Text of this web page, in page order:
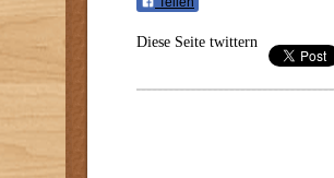
Diese Seite twittern